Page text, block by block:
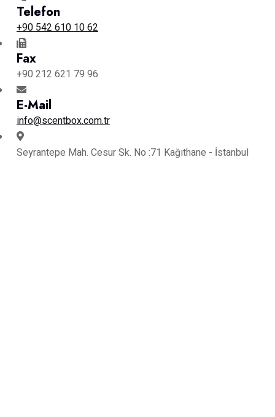
Telefon
+90 542 610 10 62
Fax
+90 212 621 79 96
E-Mail
info@scentbox.com.tr
Seyrantepe Mah. Cesur Sk. No :71 Kağıthane - İstanbul